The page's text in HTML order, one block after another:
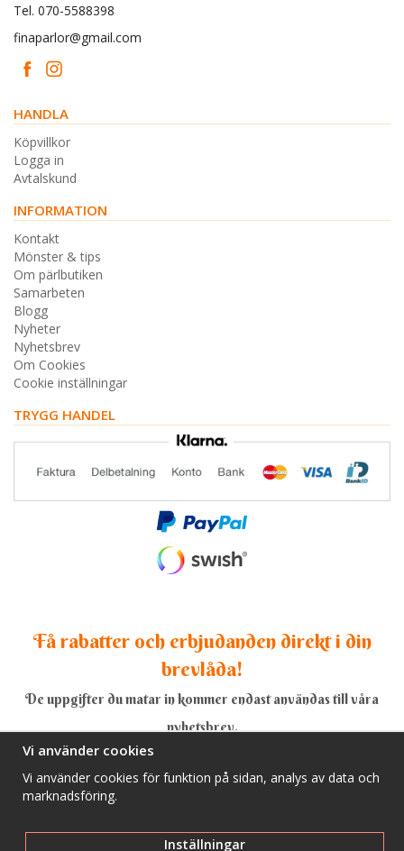
Tel. 070-5588398
finaparlor@gmail.com
HANDLA
Köpvillkor
Logga in
Avtalskund
INFORMATION
Kontakt
Mönster & tips
Om pärlbutiken
Samarbeten
Blogg
Nyheter
Nyhetsbrev
Om Cookies
Cookie inställningar
TRYGG HANDEL
Få rabatter och erbjudanden direkt i din
brevlåda!
De uppgifter du matar in kommer endast användas till våra
nyhetsbrev.
Vi använder cookies
Vi använder cookies för funktion på sidan, analys av data och
marknadsföring.
Inställningar